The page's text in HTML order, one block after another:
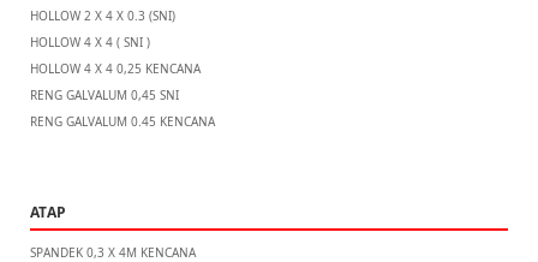
HOLLOW 2 X 4 X 0.3 (SNI)
HOLLOW 4 X 4 ( SNI )
HOLLOW 4 X 4 0,25 KENCANA
RENG GALVALUM 0,45 SNI
RENG GALVALUM 0.45 KENCANA
ATAP
SPANDEK 0,3 X 4M KENCANA